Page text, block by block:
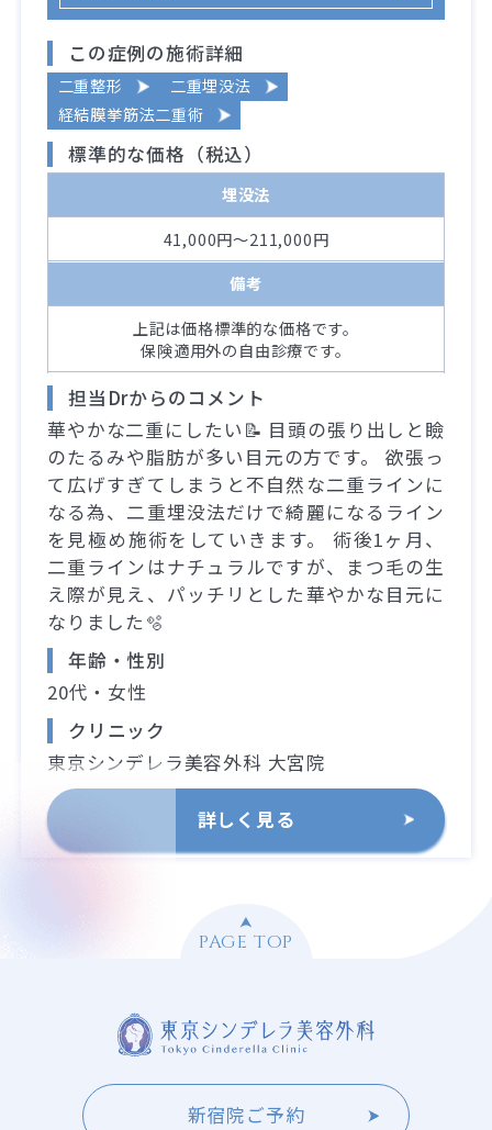
この症例の施術詳細
二重整形
二重埋没法
経結膜挙筋法二重術
標準的な価格（税込）
埋没法
41,000円～211,000円
備考
上記は価格標準的な価格です。
保険適用外の自由診療です。
担当Drからのコメント
華やかな二重にしたい📝 目頭の張り出しと瞼
のたるみや脂肪が多い目元の方です。 欲張っ
て広げすぎてしまうと不自然な二重ラインに
なる為、二重埋没法だけで綺麗になるライン
を見極め施術をしていきます。 術後1ヶ月、
二重ラインはナチュラルですが、まつ毛の生
え際が見え、パッチリとした華やかな目元に
なりました🫧
年齢・性別
20代・女性
クリニック
東京シンデレラ美容外科 大宮院
詳しく見る
PAGE TOP
新宿院ご予約